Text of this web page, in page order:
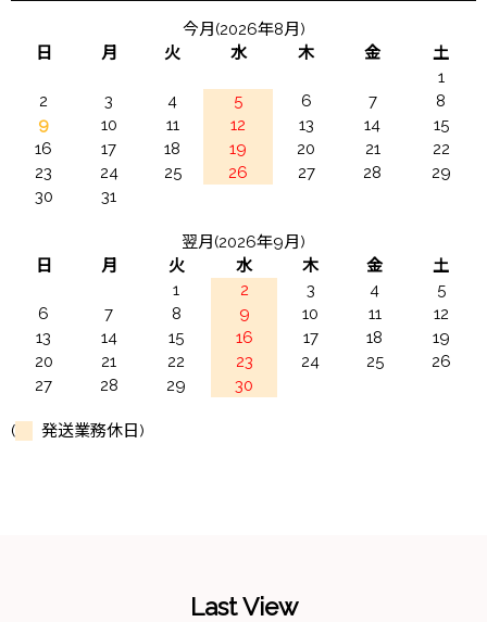
今月(2026年8月)
日
月 火 水 木 金
土
1
2
3 4 5 6 7
8
9
10 11 12 13 14
15
16
17 18 19 20 21
22
23
24 25 26 27 28
29
30
31
翌月(2026年9月)
日
月 火 水 木 金
土
1
2 3 4
5
6
7 8 9 10 11
12
13
14 15 16 17 18
19
20
21 22 23 24 25
26
27
28 29 30
( 発送業務休日)
Last View